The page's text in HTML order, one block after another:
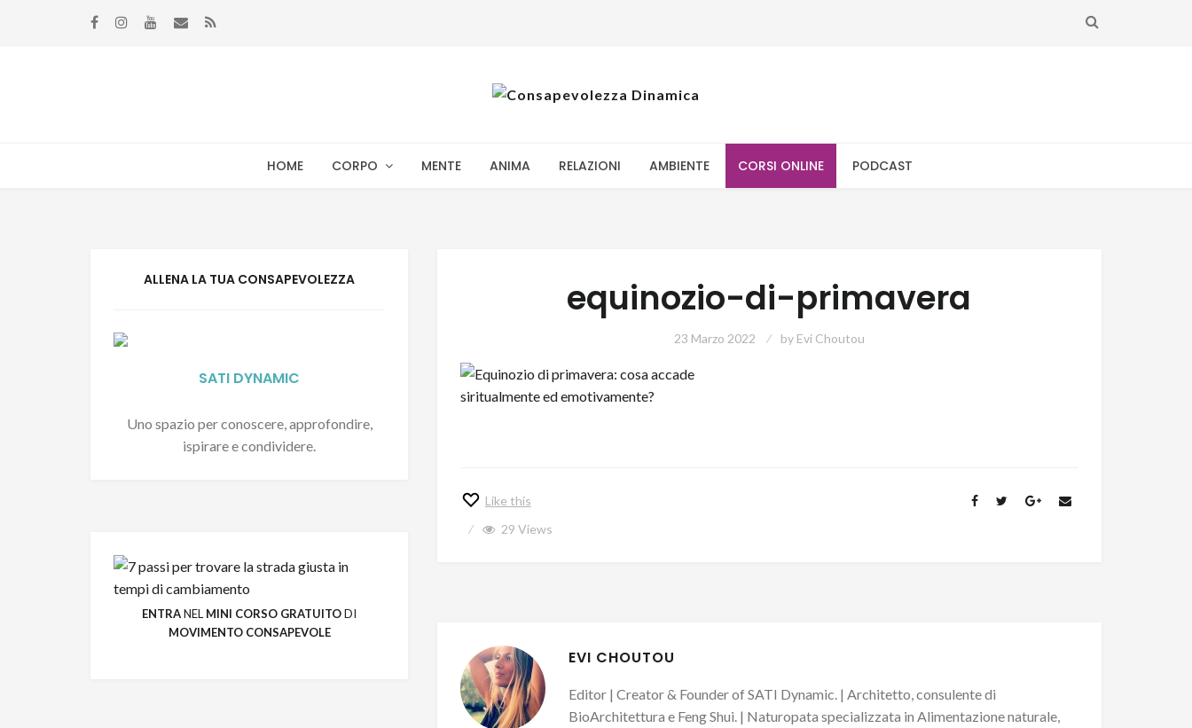
SEARCH
HOME CORPO MENTE ANIMA RELAZIONI AMBIENTE CORSI ONLINE PODCAST
equinozio-di-primavera
23 Marzo 2022 by Evi Choutou
Like this
29Views
EVI CHOUTOU
Editor | Creator & Founder of SATI Dynamic. | Architetto, consulente di
BioArchitettura e Feng Shui. | Naturopata specializzata in Alimentazione naturale,
ALLENA LA TUA CONSAPEVOLEZZA
SATI DYNAMIC
Uno spazio per conoscere, approfondire,
ispirare e condividere.
ENTRANEL MINI CORSO GRATUITODI
MOVIMENTO CONSAPEVOLE